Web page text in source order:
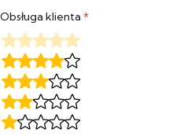
Obsługa klienta *